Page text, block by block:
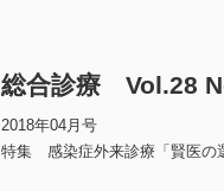
総合診療 Vol.28
2018年04月号
特集 感染症外来診療「賢医の